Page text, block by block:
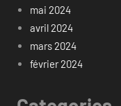
mai 2024
avril 2024
mars 2024
février 2024